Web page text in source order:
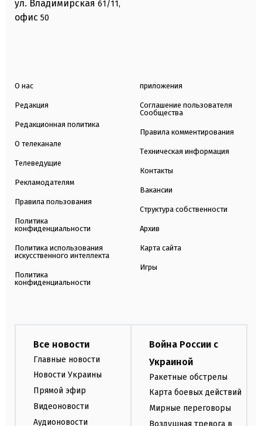
ул. Владимирская 61/11,
офис 50
О нас
Редакция
Редакционная политика
О телеканале
Телеведущие
Рекламодателям
Правила пользования
Политика
конфиденциальности
Политика использования
искусственного интеллекта
Политика
конфиденциальности
приложения
Соглашение пользователя
Сообщества
Правила комментирования
Техническая информация
Контакты
Вакансии
Структура собственности
Архив
Карта сайта
Игры
Все новости
Главные новости
Новости Украины
Прямой эфир
Видеоновости
Аудионовости
Война России с
Украиной
Ракетные обстрелы
Карта боевых действий
Мирные переговоры
Воздушная тревога в